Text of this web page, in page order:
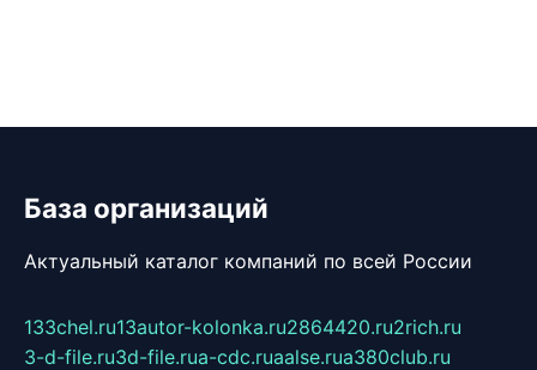
База организаций
Актуальный каталог компаний по всей России
133chel.ru13autor-kolonka.ru2864420.ru2rich.ru
3-d-file.ru3d-file.rua-cdc.ruaalse.rua380club.ru